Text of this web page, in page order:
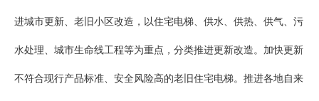
进城市更新、老旧小区改造，以住宅电梯、供水、供热、供气、污
水处理、城市生命线工程等为重点，分类推进更新改造。加快更新
不符合现行产品标准、安全风险高的老旧住宅电梯。推进各地自来